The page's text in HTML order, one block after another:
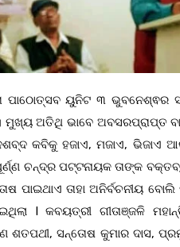
ୟୁନିଟ ୩ ଭୁବନେଶ୍ଵର
ଅତିଥି ଭାବେ ଅବସରପ୍ରାପ୍ତ
କବିକୁ ହଜାଏ, ମଜାଏ, ଭିଜାଏ
ଚନ୍ଦ୍ର ପଟ୍ଟନାୟକ ତାଙ୍କ
ତାହା ଅନିର୍ବଚନୀୟ
I କବୟତ୍ରୀ ଗୀତାଞ୍ଜଳି
ଶତପଥୀ, ସନ୍ତୋଷ କୁମାର ଦାସ,